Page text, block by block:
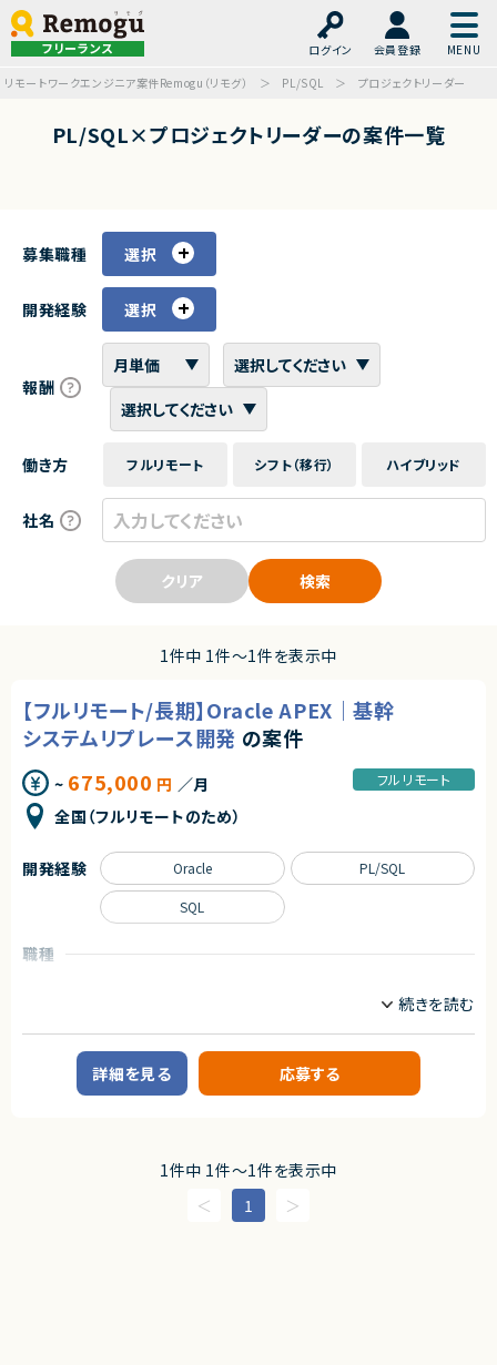
フリーランス ログイン
会員登録
リモートワークエンジニア案件Remogu（リモグ）
PL/SQL プロジェクトリーダー
PL/SQL×プロジェクトリーダーの案件一覧
募集職種 選択
開発経験 選択
報酬
働き方 フルリモート シフト（移行） ハイブリッド
社名
クリア 検索
1件中 1件〜1件を表示中
【フルリモート/長期】Oracle APEX｜基幹
システムリプレース開発 の案件
~ 675,000 円 ／月
全国（フルリモートのため）
フルリモート
職種
基幹システムのリプレースに伴う開発案件です。
既存パッケージと業務要件との乖離（GAP）部分について、Oracle APEX（ロ
ーコード開発）を用いて追加開発を行います。
・業務要件とパッケージ仕様との差異分析（GAP分析）
・Oracle APEXを用いた画面・機能開発
・基本設計から詳細設計、実装、結合テストまでの一連業務
・各種設計書、テスト仕様書などのドキュメント作成
開発経験 Oracle PL/SQL
SQL
詳細を見る 応募する
1件中 1件〜1件を表示中
1